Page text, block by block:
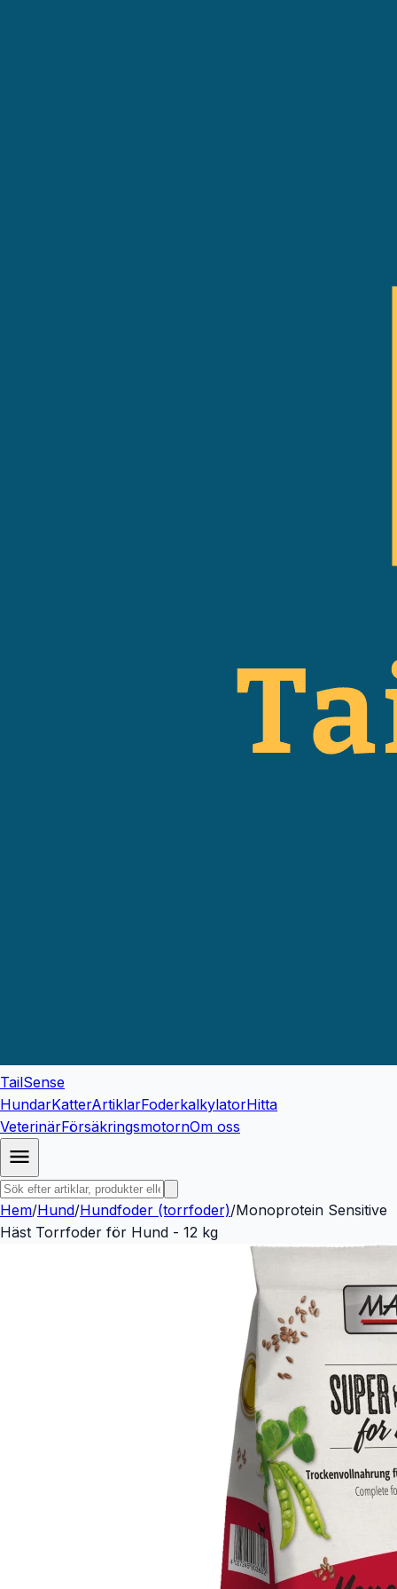
TailSense
HundarKatterArtiklarFoderkalkylatorHitta
VeterinärFörsäkringsmotornOm oss
Hem/Hund/Hundfoder (torrfoder)/Monoprotein Sensitive
Häst Torrfoder för Hund - 12 kg